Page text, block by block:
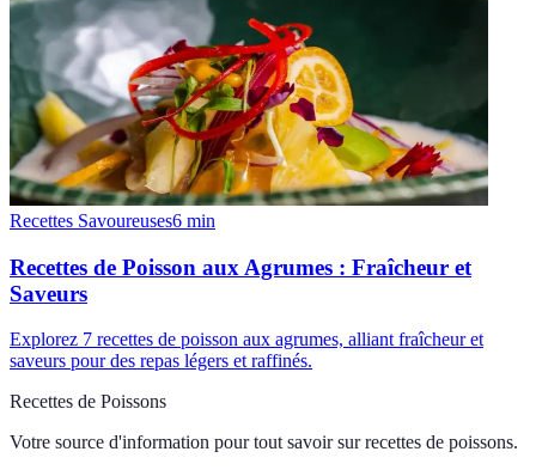
Recettes Savoureuses6 min
Recettes de Poisson aux Agrumes : Fraîcheur et
Saveurs
Explorez 7 recettes de poisson aux agrumes, alliant fraîcheur et
saveurs pour des repas légers et raffinés.
Recettes de Poissons
Votre source d'information pour tout savoir sur recettes de poissons.